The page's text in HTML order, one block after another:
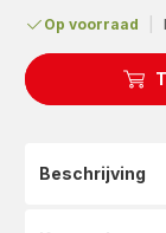
Op voorraad
Beschrijving